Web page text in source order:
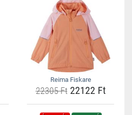
Reima Fiskare
22305 Ft22122 Ft